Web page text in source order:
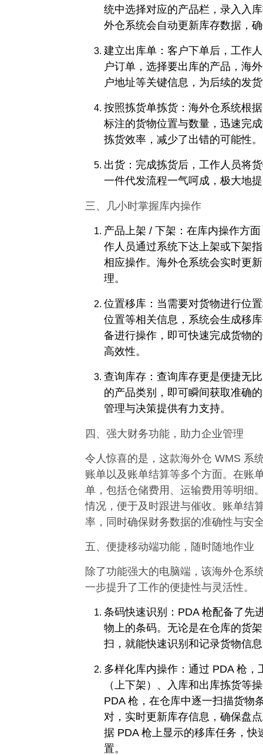
统中选择对应的产品栏，录入入
外仓系统会自动更新库存数据，
建立出库单：客户下单后，工作
户订单，选择要出库的产品，海
户地址等关键信息，为后续的发
按照拣货单拣货：海外仓系统根
标注的货物位置与数量，迅速完
拣货效率，减少了出错的可能性。​
出货：完成拣货后，工作人员将
一件代发流程一气呵成，极大地
三、几小时掌握库内操作​
产品上架 / 下架：在库内操作方
作人员通过系统下达上架或下架
相应操作。海外仓系统会实时更
理。​
位置移库：当需要对货物进行位
位置等相关信息，系统会生成移
备进行操作，即可快速完成货物
高效性。​
查询库存：查询库存更是便捷无
的产品类别，即可瞬间获取准确
管理与决策提供有力支持。​
四、强大财务功能，助力企业管理​
令人惊喜的是，这款海外仓 WMS 系
账单以及账单结算等多个方面。在账
单，包括仓储费用、运输费用等明细
情况，便于及时跟进与催收。账单结
率，同时确保财务数据的准确性与安
五、便捷移动端功能，随时随地作业​
除了功能强大的电脑端，该海外仓系
一步提升了工作的便捷性与灵活性。​
条码快速识别：PDA 枪配备了先
物上的条码。无论是在仓库的货
扫，就能快速识别和记录货物信
多样化库内操作：通过 PDA 枪
（上下架）、入库和出库拣货等
PDA 枪，在仓库中逐一扫描货物
对，实时更新库存信息，确保盘
据 PDA 枪上显示的移库任务，
置。​